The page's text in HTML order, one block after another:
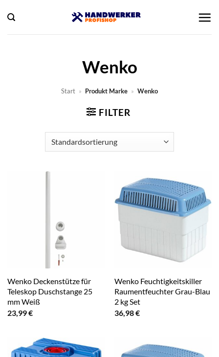
Inhalt
springen
Wenko
Start » Produkt Marke » Wenko
FILTER
Wenko Deckenstütze für
Teleskop Duschstange 25
mm Weiß
23,99€
Wenko Feuchtigkeitskiller
Raumentfeuchter Grau-Blau
2 kg Set
36,98€